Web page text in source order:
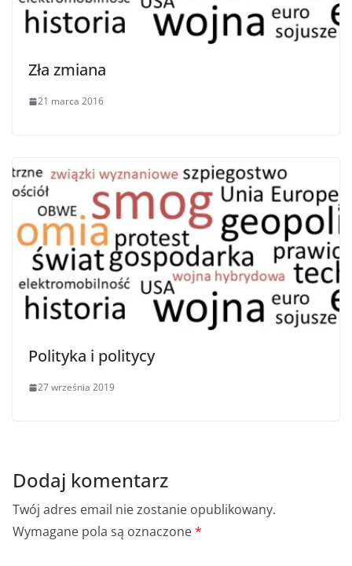
Zła zmiana
21 marca 2016
Polityka i politycy
27 września 2019
Dodaj komentarz
Twój adres email nie zostanie opublikowany.
Wymagane pola są oznaczone*